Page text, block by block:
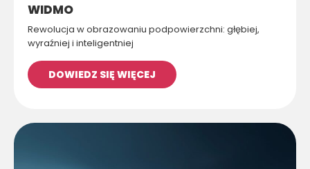
WIDMO
Rewolucja w obrazowaniu podpowierzchni: głębiej,
wyraźniej i inteligentniej
DOWIEDZ SIĘ WIĘCEJ